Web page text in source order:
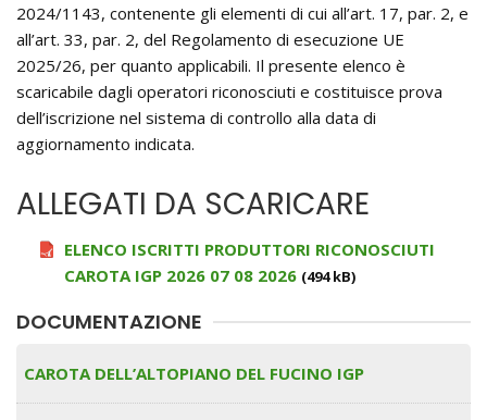
2024/1143, contenente gli elementi di cui all’art. 17, par. 2, e
all’art. 33, par. 2, del Regolamento di esecuzione UE
2025/26, per quanto applicabili. Il presente elenco è
scaricabile dagli operatori riconosciuti e costituisce prova
dell’iscrizione nel sistema di controllo alla data di
aggiornamento indicata.
ALLEGATI DA SCARICARE
ELENCO ISCRITTI PRODUTTORI RICONOSCIUTI
CAROTA IGP 2026 07 08 2026 (494 kB)
DOCUMENTAZIONE
CAROTA DELL’ALTOPIANO DEL FUCINO IGP